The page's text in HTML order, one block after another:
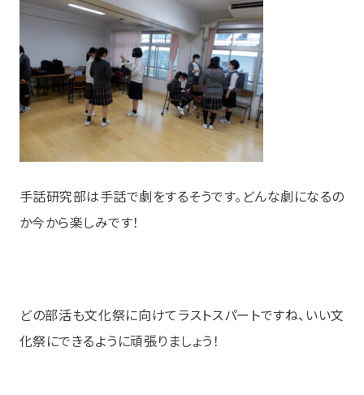
手話研究部は手話で劇をするそうです。どんな劇になるの
か今から楽しみです！
どの部活も文化祭に向けてラストスパートですね、いい文
化祭にできるように頑張りましょう！